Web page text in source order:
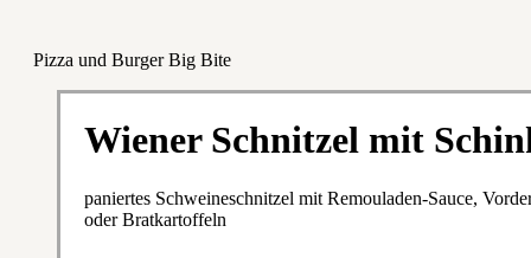
Pizza und Burger Big Bite
Wiener Schnitzel mit
paniertes Schweineschnitzel mit Remouladen-Sauce,
oder Bratkartoffeln